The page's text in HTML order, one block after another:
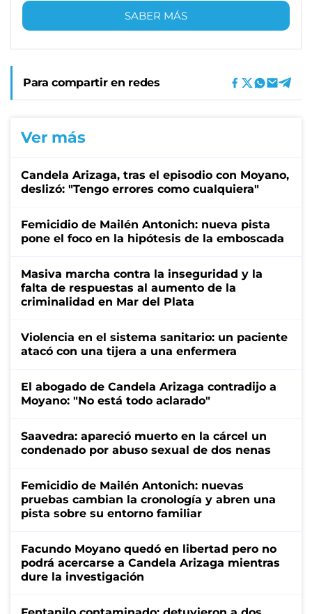
SABER MÁS
Para compartir en redes
Ver más
Candela Arizaga, tras el episodio con Moyano,
deslizó: "Tengo errores como cualquiera"
Femicidio de Mailén Antonich: nueva pista
pone el foco en la hipótesis de la emboscada
Masiva marcha contra la inseguridad y la
falta de respuestas al aumento de la
criminalidad en Mar del Plata
Violencia en el sistema sanitario: un paciente
atacó con una tijera a una enfermera
El abogado de Candela Arizaga contradijo a
Moyano: "No está todo aclarado"
Saavedra: apareció muerto en la cárcel un
condenado por abuso sexual de dos nenas
Femicidio de Mailén Antonich: nuevas
pruebas cambian la cronología y abren una
pista sobre su entorno familiar
Facundo Moyano quedó en libertad pero no
podrá acercarse a Candela Arizaga mientras
dure la investigación